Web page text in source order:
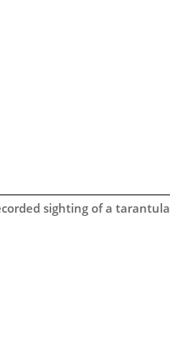
sighting of a tarantula